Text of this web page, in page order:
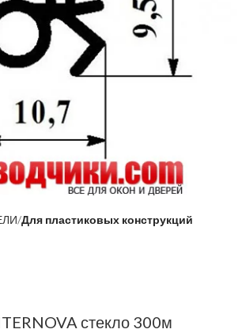
Для пластиковых конструкций
стекло 300м